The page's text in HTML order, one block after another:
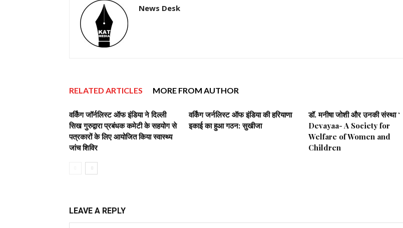
News Desk
RELATED ARTICLES MORE FROM AUTHOR
वर्किंग जॉर्नलिस्ट ऑफ इंडिया ने दिल्ली
सिख गुरुद्वारा प्रबंधक कमेटी के सहयोग से
पत्रकारों के लिए आयोजित किया स्वास्थ्य
जांच शिविर
वर्किंग जर्नलिस्ट ऑफ इंडिया की हरियाणा
इकाई का हुआ गठन: सुखीजा
डॉ. मनीषा जोशी और उनकी संस्था ‘
Devayaa- A Society for
Welfare of Women and
Children
LEAVE A REPLY